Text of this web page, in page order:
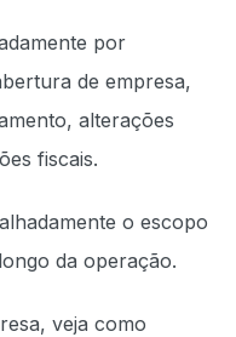
por
de empresa,
alterações
fiscais.
o escopo
da operação.
veja como